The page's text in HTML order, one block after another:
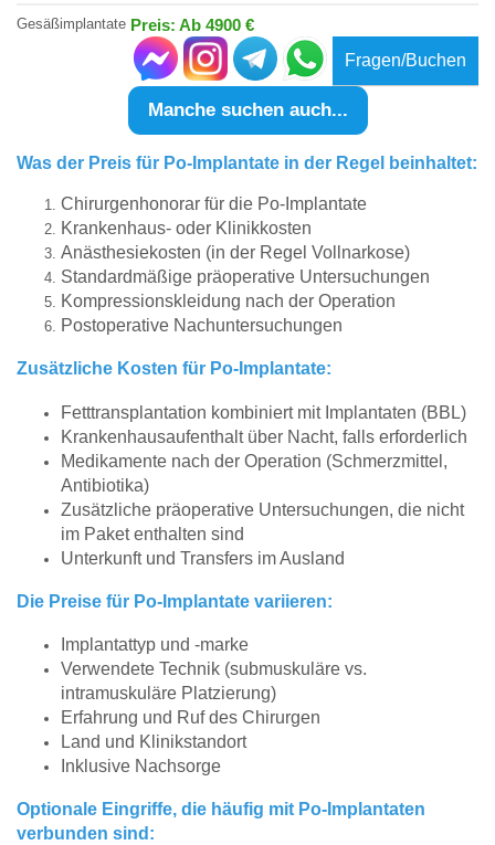
Gesäßimplantate Preis: Ab 4900 €
Fragen/Buchen
Manche suchen auch...
Was der Preis für Po-Implantate in der Regel beinhaltet:
Chirurgenhonorar für die Po-Implantate
Krankenhaus- oder Klinikkosten
Anästhesiekosten (in der Regel Vollnarkose)
Standardmäßige präoperative Untersuchungen
Kompressionskleidung nach der Operation
Postoperative Nachuntersuchungen
Zusätzliche Kosten für Po-Implantate:
Fetttransplantation kombiniert mit Implantaten (BBL)
Krankenhausaufenthalt über Nacht, falls erforderlich
Medikamente nach der Operation (Schmerzmittel,
Antibiotika)
Zusätzliche präoperative Untersuchungen, die nicht
im Paket enthalten sind
Unterkunft und Transfers im Ausland
Die Preise für Po-Implantate variieren:
Implantattyp und -marke
Verwendete Technik (submuskuläre vs.
intramuskuläre Platzierung)
Erfahrung und Ruf des Chirurgen
Land und Klinikstandort
Inklusive Nachsorge
Optionale Eingriffe, die häufig mit Po-Implantaten
verbunden sind: